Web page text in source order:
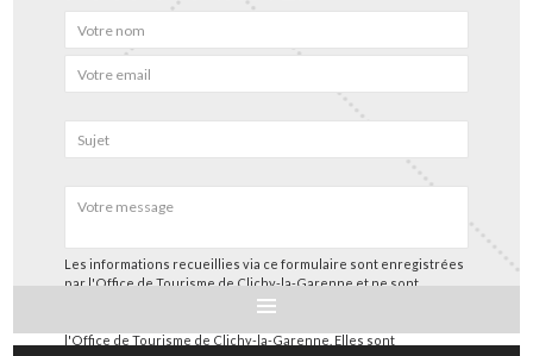
Les informations recueillies via ce formulaire sont enregistrées
par l'Office de Tourisme de Clichy-la-Garenne et ne sont
utilisées que pour nous permettre de répondre à votre
l'Office de Tourisme de Clichy-la-Garenne. Elles sont